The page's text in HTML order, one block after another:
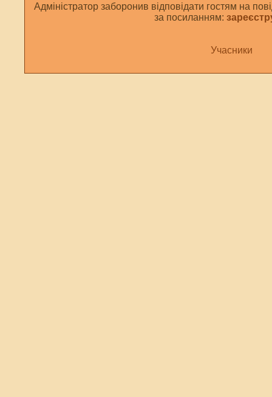
Адміністратор заборонив відповідати гостям на
за посиланням:
Учасники